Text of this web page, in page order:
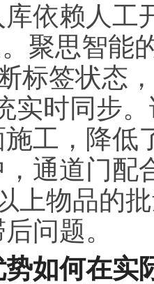
依赖人工
聚思智能
标签状态
实时同步
工，降低
通道门配
上物品的
问题。
如何在实